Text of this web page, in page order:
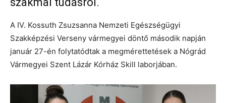
A IV. Kossuth Zsuzsanna Nemzeti Egészségügyi
Szakképzési Verseny vármegyei döntő második napján
január 27-én folytatódtak a megmérettetések a Nógrád
Vármegyei Szent Lázár Kórház Skill laborjában.